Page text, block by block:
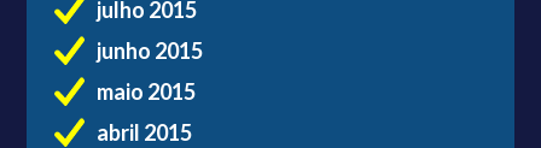
julho 2015
junho 2015
maio 2015
abril 2015